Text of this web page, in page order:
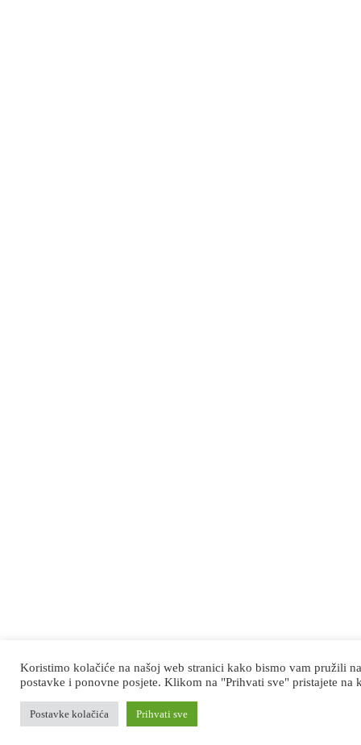
Koristimo kolačiće na našoj web stranici kako bismo vam pružili
postavke i ponovne posjete. Klikom na "Prihvati sve" pristajete na
Postavke kolačića Prihvati sve